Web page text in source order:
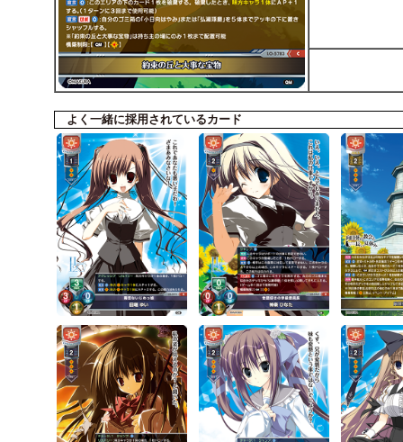
よく一緒に採用されているカード